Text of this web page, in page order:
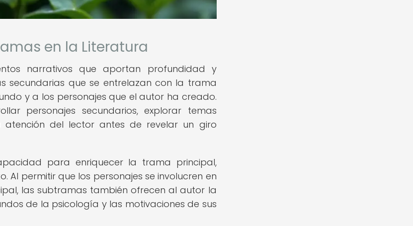
en la Literatura
narrativos que aportan profundidad y
secundarias que se entrelazan con la trama
y a los personajes que el autor ha creado.
personajes secundarios, explorar temas
del lector antes de revelar un giro
para enriquecer la trama principal,
permitir que los personajes se involucren en
las subtramas también ofrecen al autor la
de la psicología y las motivaciones de sus